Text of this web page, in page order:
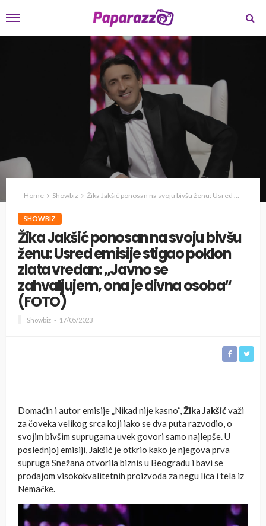
Home Showbiz Žika Jakšić ponosan na svoju bivšu ženu: Usred emisije stigao poklon zlata vredan: „Javno se zahvaljujem, ona je divna osoba“ (FOTO)
SHOWBIZ
Žika Jakšić ponosan na svoju bivšu
ženu: Usred emisije stigao poklon
zlata vredan: „Javno se
zahvaljujem, ona je divna osoba“
(FOTO)
Showbiz 17/05/2023
Domaćin i autor emisije „Nikad nije kasno“,Žika Jakšićvaži
za čoveka velikog srca koji iako se dva puta razvodio, o
svojim bivšim suprugama uvek govori samo najlepše. U
poslednjoj emisiji, Jakšić je otkrio kako je njegova prva
supruga Snežana otvorila biznis u Beogradu i bavi se
prodajom visokokvalitetnih proizvoda za negu lica i tela iz
Nemačke.